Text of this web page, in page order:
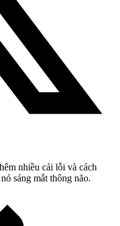
nhiều cái lỗi và cách
sáng mắt thông não.